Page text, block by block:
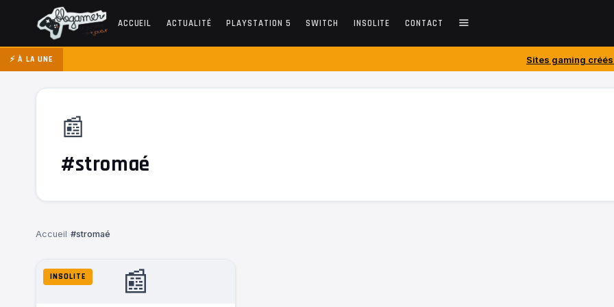
ACCUEIL ACTUALITÉ PLAYSTATION 5 SWITCH INSOLITE CONTACT
⚡ À LA UNE Sites gaming créés avant 2010 :
📰
#stromaé
Accueil #stromaé
📰
INSOLITE